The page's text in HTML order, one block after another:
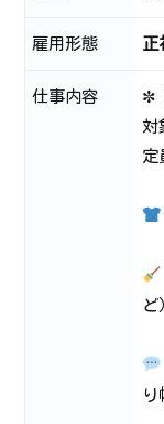
雇用形態 正
仕事内容
✼
対
定
ど
り